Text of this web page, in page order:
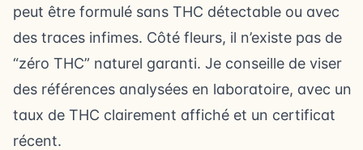
peut être formulé sans THC détectable ou avec
des traces infimes. Côté fleurs, il n’existe pas de
“zéro THC” naturel garanti. Je conseille de viser
des références analysées en laboratoire, avec un
taux de THC clairement affiché et un certificat
récent.